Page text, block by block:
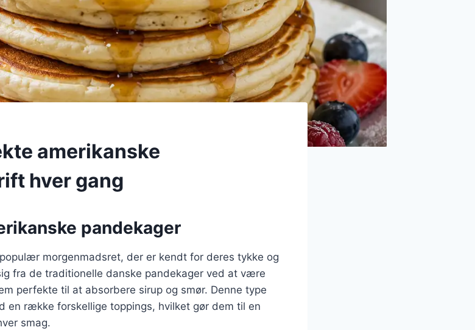
amerikanske
hver gang
pandekager
morgenmadsret, der er kendt for deres tykke og
fra de traditionelle danske pandekager ved at være
perfekte til at absorbere sirup og smør. Denne type
en række forskellige toppings, hvilket gør dem til en
smag.